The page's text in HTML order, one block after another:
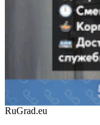
RuGrad.eu